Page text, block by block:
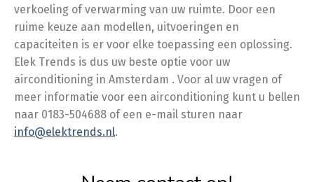
verkoeling of verwarming van uw ruimte. Door een
ruime keuze aan modellen, uitvoeringen en
capaciteiten is er voor elke toepassing een oplossing.
Elek Trends is dus uw beste optie voor uw
airconditioning in Amsterdam . Voor al uw vragen of
meer informatie voor een airconditioning kunt u bellen
naar 0183-504688 of een e-mail sturen naar
info@elektrends.nl.